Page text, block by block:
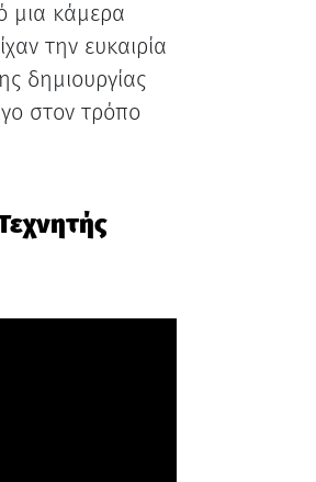
μια κάμερα
την ευκαιρία
δημιουργίας
στον τρόπο